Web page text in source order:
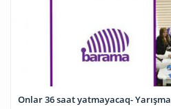
Onlar 36 saat yatmayacaq- Yarışma